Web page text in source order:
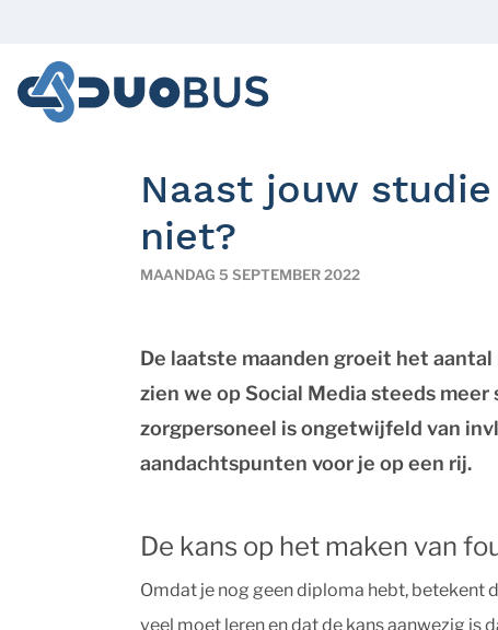
Naast jouw
niet?
MAANDAG 5 SEPTEMBER 2022
De laatste maanden groeit het
zien we op Social Media steeds
zorgpersoneel is ongetwijfeld van
aandachtspunten voor je op een rij.
De kans op het maken van
Omdat je nog geen diploma hebt, betekent
veel moet leren en dat de kans aanwezig is